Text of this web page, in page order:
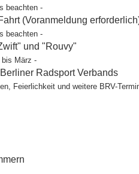
beachten -
(Voranmeldung
beachten -
und "Rouvy"
bis März -
Radsport Verbands
Feierlichkeit und weitere BRV-